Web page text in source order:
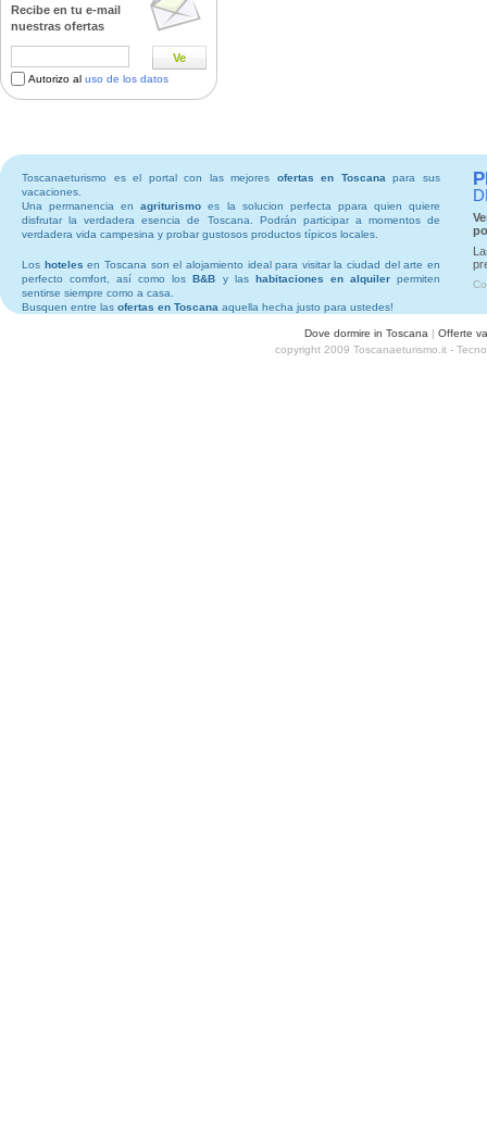
Recibe en tu e-mail
nuestras ofertas
Ve
Autorizo al uso de los datos
Toscanaeturismo es el portal con las mejores ofertas en Toscana para sus
vacaciones.
Una permanencia enagriturismo es la solucion perfecta ppara quien quiere
disfrutar la verdadera esencia de Toscana. Podrán participar a momentos de
verdadera vida campesina y probar gustosos productos típicos locales.
Los hoteles en Toscana son el alojamiento ideal para visitar la ciudad del arte en
perfecto comfort, así como losB&B y las habitaciones en alquilerpermiten
sentirse siempre como a casa.
Busquen entre las ofertas en Toscana aquella hecha justo para ustedes!
Dove dormire in Toscana | Offerte
copyright 2009 Toscanaeturismo.it -